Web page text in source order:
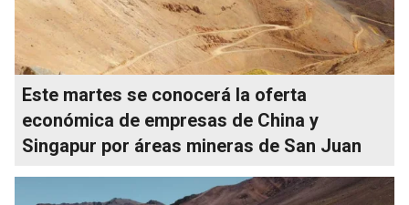
Este martes se conocerá la oferta
económica de empresas de China y
Singapur por áreas mineras de San Juan